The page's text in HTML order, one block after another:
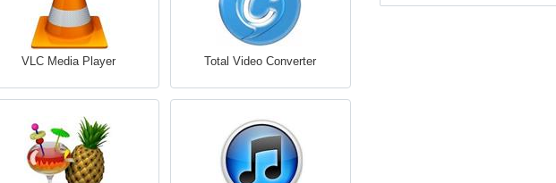
VLC Media Player Total Video Converter